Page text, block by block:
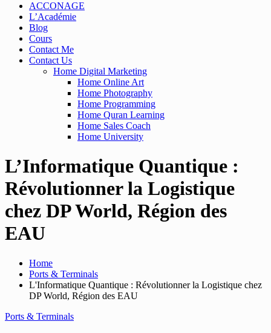
ACCONAGE
L’Académie
Blog
Cours
Contact Me
Contact Us
Home Digital Marketing
Home Online Art
Home Photography
Home Programming
Home Quran Learning
Home Sales Coach
Home University
L’Informatique Quantique :
Révolutionner la Logistique
chez DP World, Région des
EAU
Home
Ports & Terminals
L'Informatique Quantique : Révolutionner la Logistique chez
DP World, Région des EAU
Ports & Terminals